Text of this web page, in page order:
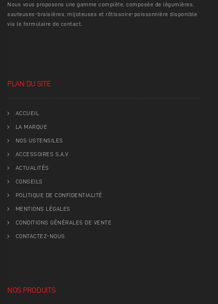
Nous vous proposons une gamme complète, composée de légumières,
sauteuses-braisières, mijoteuses et rôtissoire-poissonnière disponible
via le formulaire de contact.
PLAN DU SITE
ACCUEIL
LA MARQUE
NOS USTENSILES
ACCESSOIRES S.A.V
ACTUALITÉS
CONSEILS
POLITIQUE DE CONFIDENTIALITÉ
MENTIONS LÉGALES
CONDITIONS GÉNÉRALES DE VENTE
CONTACTEZ-NOUS
NOS PRODUITS